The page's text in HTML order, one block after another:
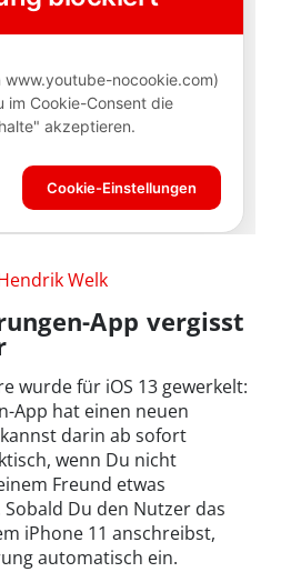
Welk
App vergisst
wurde für iOS 13 gewerkelt:
App hat einen neuen
darin ab sofort
wenn Du nicht
Freund etwas
Du den Nutzer das
iPhone 11 anschreibst,
automatisch ein.